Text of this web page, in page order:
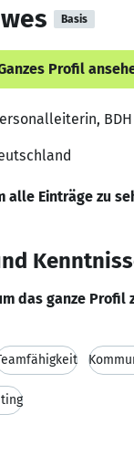
Basis
Profil
alle Einträge zu
das ganze Profil